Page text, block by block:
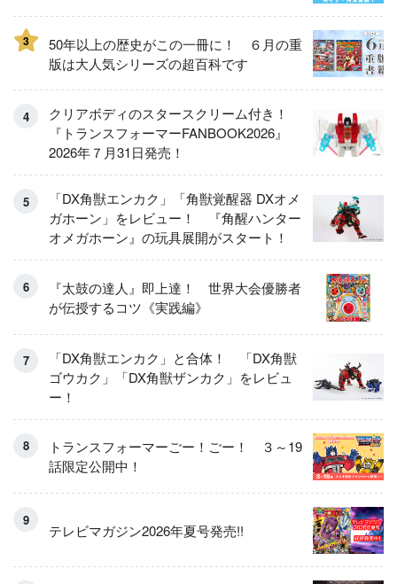
3
50年以上の歴史がこの一冊に！ ６月の重
版は大人気シリーズの超百科です
クリアボディのスタースクリーム付き！
『トランスフォーマーFANBOOK2026』
2026年７月31日発売！
「DX角獣エンカク」「角獣覚醒器 DXオメ
ガホーン」をレビュー！ 『角醒ハンター
オメガホーン』の玩具展開がスタート！
『太鼓の達人』即上達！ 世界大会優勝者
が伝授するコツ《実践編》
「DX角獣エンカク」と合体！ 「DX角獣
ゴウカク」「DX角獣ザンカク」をレビュ
ー！
トランスフォーマーごー！ごー！ ３～19
話限定公開中！
テレビマガジン2026年夏号発売!!